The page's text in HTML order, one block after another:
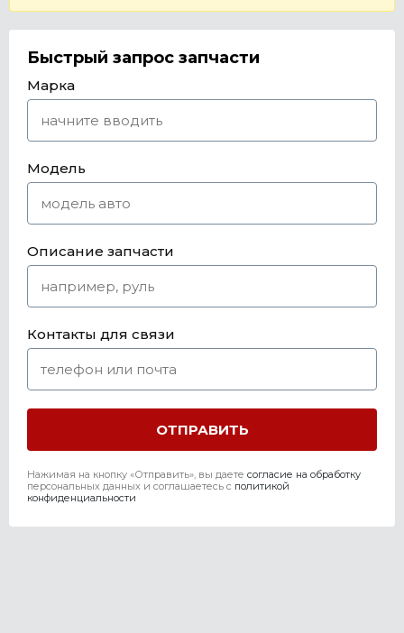
Быстрый запрос запчасти
Марка
Модель
Описание запчасти
Контакты для связи
Нажимая на кнопку «Отправить», вы даете согласие на обработку
персональных данных и соглашаетесь c политикой
конфиденциальности